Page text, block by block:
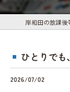
ひとりでも
2026/07/02